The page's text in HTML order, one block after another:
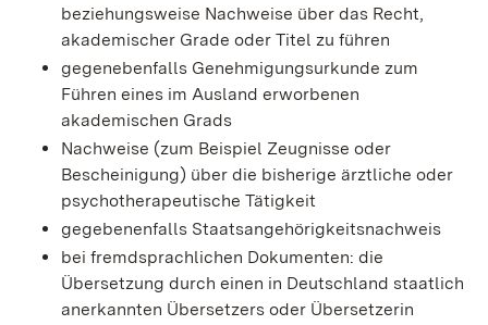
beziehungsweise Nachweise über das Recht,
akademischer Grade oder Titel zu führen
gegenebenfalls Genehmigungsurkunde zum
Führen eines im Ausland erworbenen
akademischen Grads
Nachweise (zum Beispiel Zeugnisse oder
Bescheinigung) über die bisherige ärztliche oder
psychotherapeutische Tätigkeit
gegebenenfalls Staatsangehörigkeitsnachweis
bei fremdsprachlichen Dokumenten: die
Übersetzung durch einen in Deutschland staatlich
anerkannten Übersetzers oder Übersetzerin